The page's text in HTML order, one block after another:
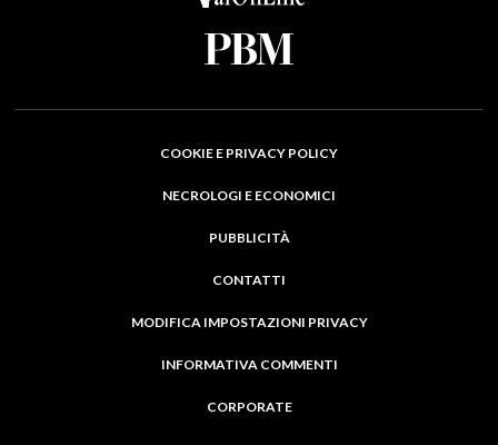
COOKIE E PRIVACY POLICY
NECROLOGI E ECONOMICI
PUBBLICITÀ
CONTATTI
MODIFICA IMPOSTAZIONI PRIVACY
INFORMATIVA COMMENTI
CORPORATE